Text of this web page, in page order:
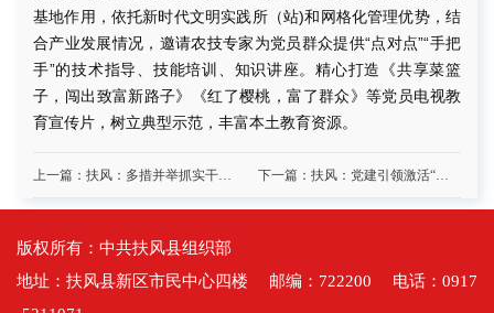
基地作用，依托新时代文明实践所（站)和网格化管理优势，结
合产业发展情况，邀请农技专家为党员群众提供“点对点”“手把
手”的技术指导、技能培训、知识讲座。精心打造《共享菜篮
子，闯出致富新路子》《红了樱桃，富了群众》等党员电视教
育宣传片，树立典型示范，丰富本土教育资源。
版权所有：中共扶风县组织部
地址：扶风县新区市民中心四楼 邮编：722200 电话：0917